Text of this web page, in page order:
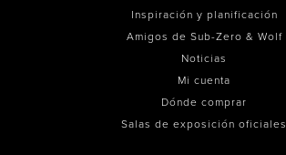
Inspiración y planificación
Amigos de Sub-Zero & Wolf
Noticias
Mi cuenta
Dónde comprar
Salas de exposición oficiales